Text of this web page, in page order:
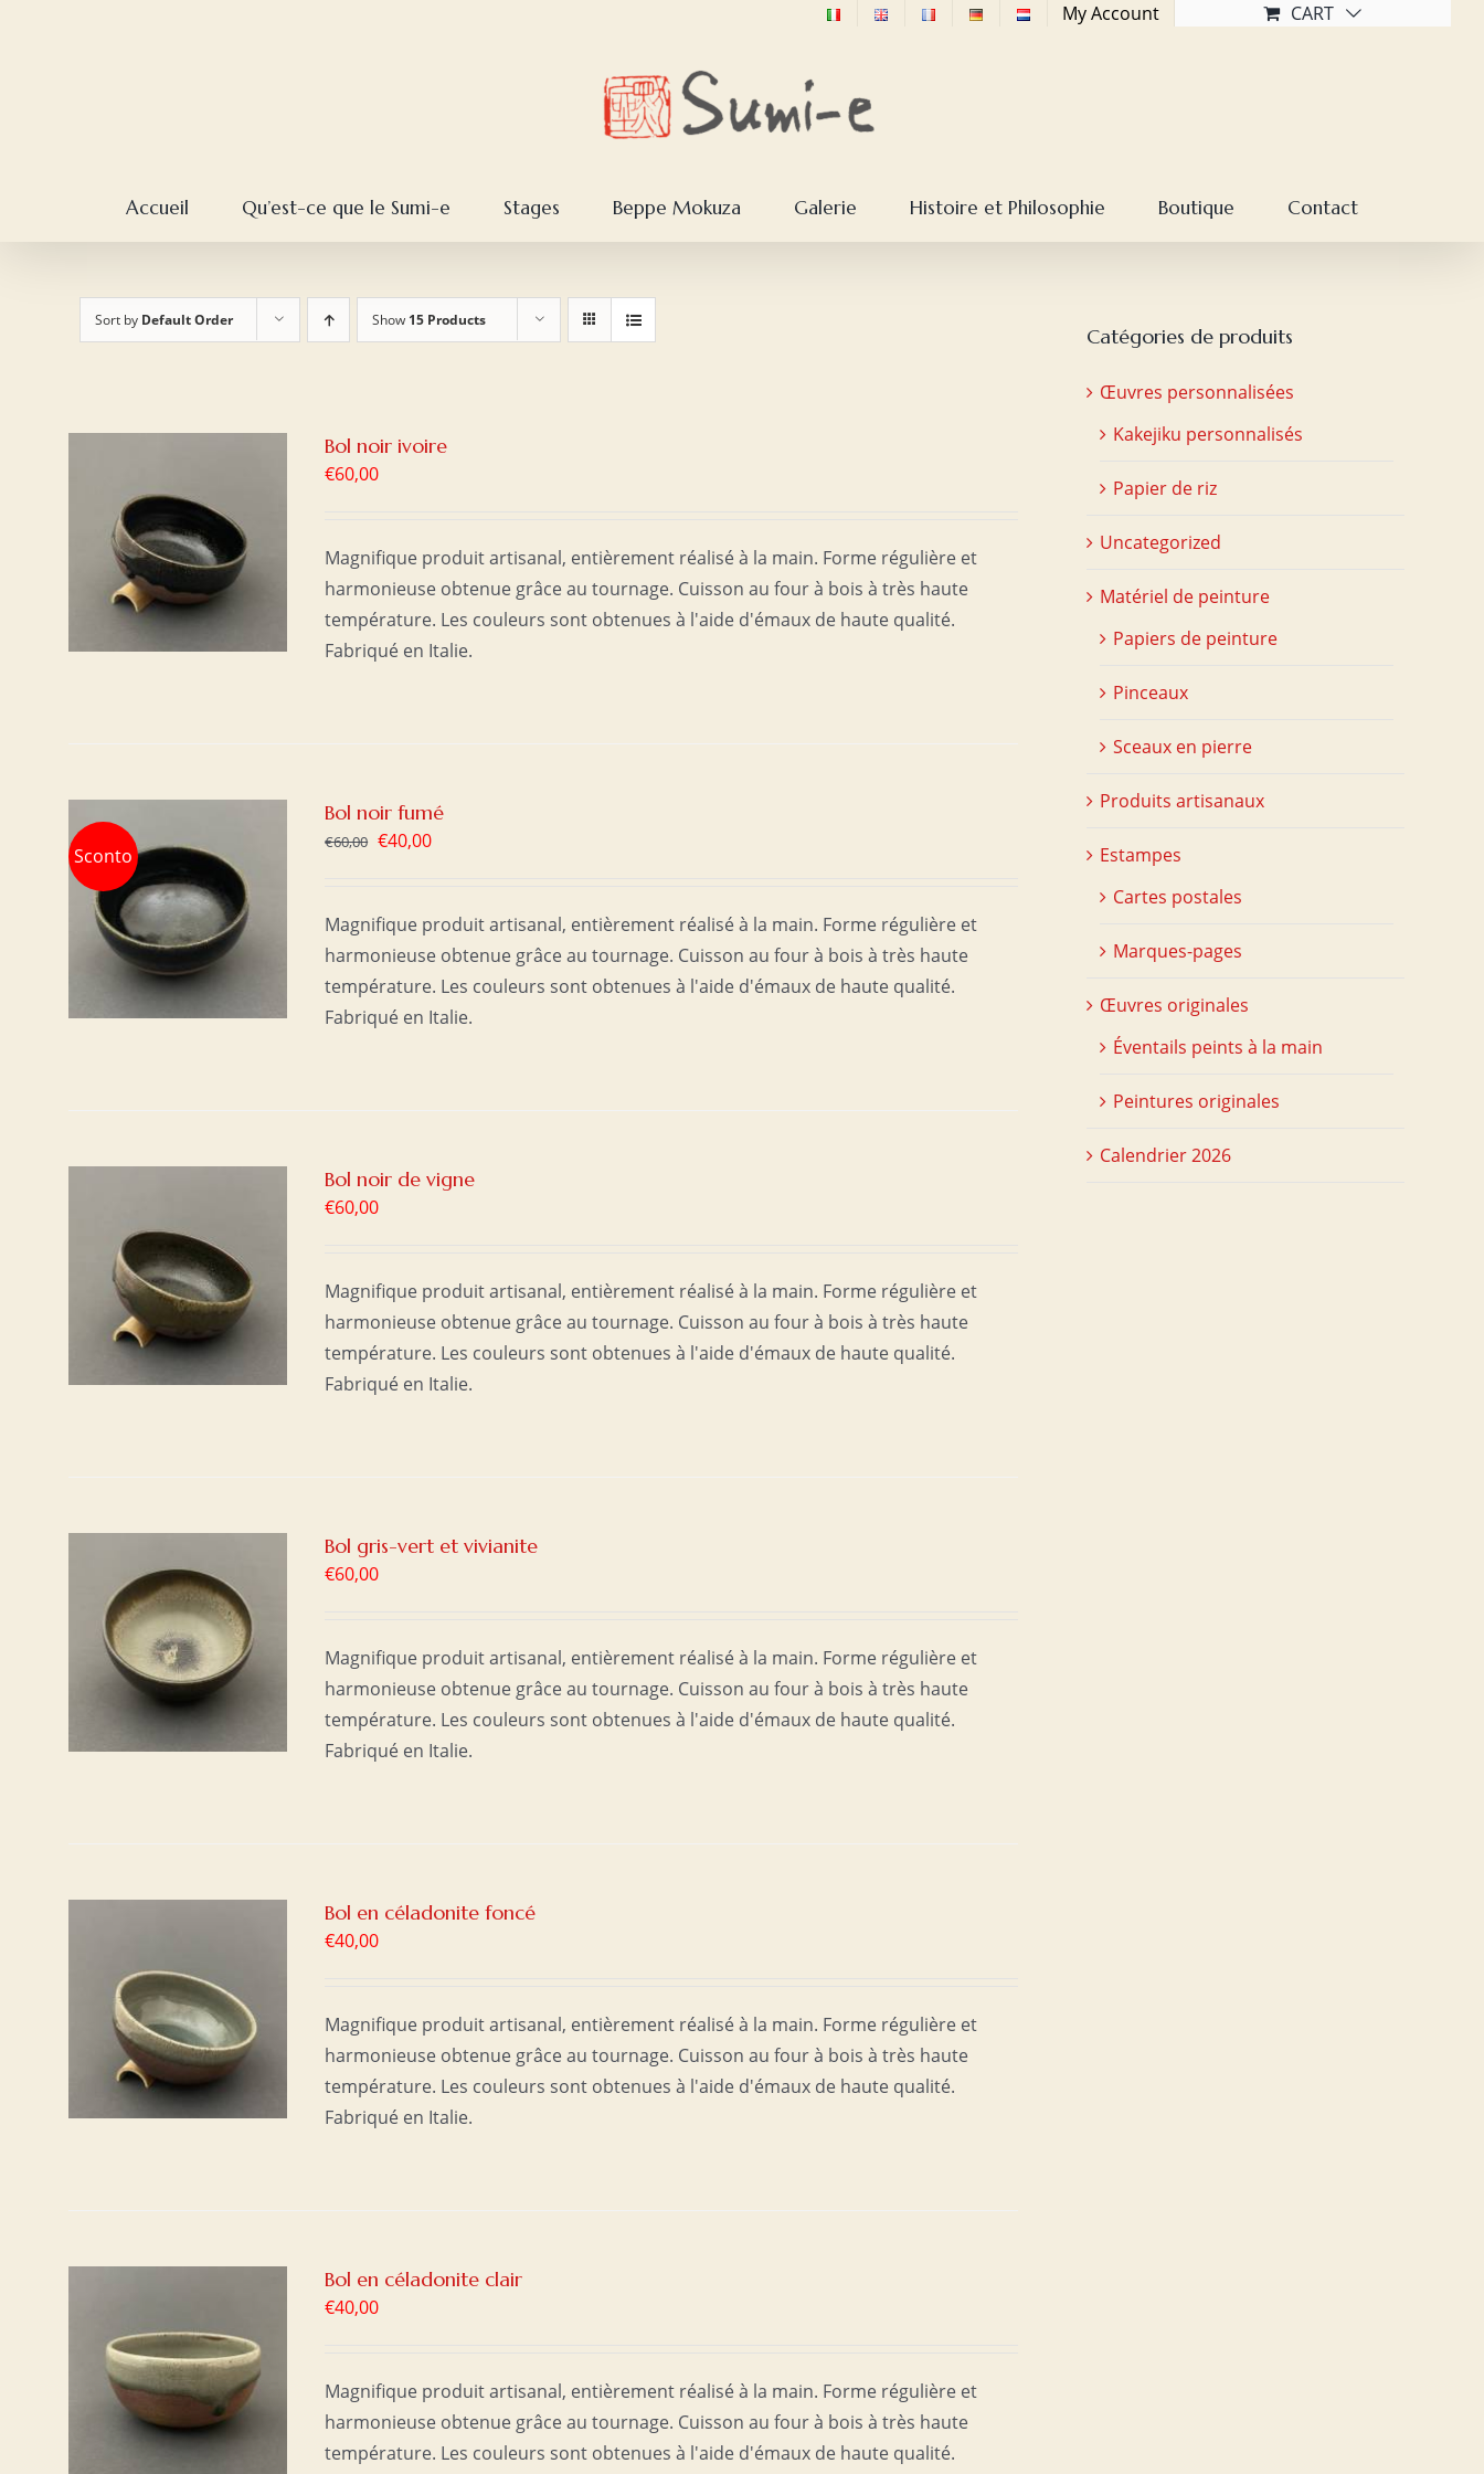
My Account CART
Accueil Qu’est-ce que le Sumi-e Stages Beppe Mokuza Galerie Histoire et Philosophie Boutique Contact
Sort by Default Order Show 15 Products
Bol noir ivoire
€60,00
Magnifique produit artisanal, entièrement réalisé à la main. Forme régulière et
harmonieuse obtenue grâce au tournage. Cuisson au four à bois à très haute
température. Les couleurs sont obtenues à l'aide d'émaux de haute qualité.
Fabriqué en Italie.
Sconto
Bol noir fumé
€60,00 Le
était :
€60,00.
€40,00Le
est :
€40,00.
Magnifique produit artisanal, entièrement réalisé à la main. Forme régulière et
harmonieuse obtenue grâce au tournage. Cuisson au four à bois à très haute
température. Les couleurs sont obtenues à l'aide d'émaux de haute qualité.
Fabriqué en Italie.
Bol noir de vigne
€60,00
Magnifique produit artisanal, entièrement réalisé à la main. Forme régulière et
harmonieuse obtenue grâce au tournage. Cuisson au four à bois à très haute
température. Les couleurs sont obtenues à l'aide d'émaux de haute qualité.
Fabriqué en Italie.
Bol gris-vert et vivianite
€60,00
Magnifique produit artisanal, entièrement réalisé à la main. Forme régulière et
harmonieuse obtenue grâce au tournage. Cuisson au four à bois à très haute
température. Les couleurs sont obtenues à l'aide d'émaux de haute qualité.
Fabriqué en Italie.
Bol en céladonite foncé
€40,00
Magnifique produit artisanal, entièrement réalisé à la main. Forme régulière et
harmonieuse obtenue grâce au tournage. Cuisson au four à bois à très haute
température. Les couleurs sont obtenues à l'aide d'émaux de haute qualité.
Fabriqué en Italie.
Bol en céladonite clair
€40,00
Magnifique produit artisanal, entièrement réalisé à la main. Forme régulière et
harmonieuse obtenue grâce au tournage. Cuisson au four à bois à très haute
température. Les couleurs sont obtenues à l'aide d'émaux de haute qualité.
Catégories de produits
Œuvres personnalisées
Kakejiku personnalisés
Papier de riz
Uncategorized
Matériel de peinture
Papiers de peinture
Pinceaux
Sceaux en pierre
Produits artisanaux
Estampes
Cartes postales
Marques-pages
Œuvres originales
Éventails peints à la main
Peintures originales
Calendrier 2026